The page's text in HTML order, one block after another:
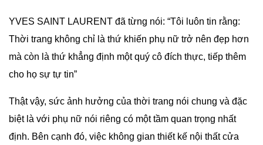
YVES SAINT LAURENT đã từng nói: “Tôi luôn tin rằng:
Thời trang không chỉ là thứ khiến phụ nữ trở nên đẹp hơn
mà còn là thứ khẳng định một quý cô đích thực, tiếp thêm
cho họ sự tự tin”
Thật vậy, sức ảnh hưởng của thời trang nói chung và đặc
biệt là với phụ nữ nói riêng có một tầm quan trọng nhất
định. Bên cạnh đó, việc không gian thiết kế nội thất cửa